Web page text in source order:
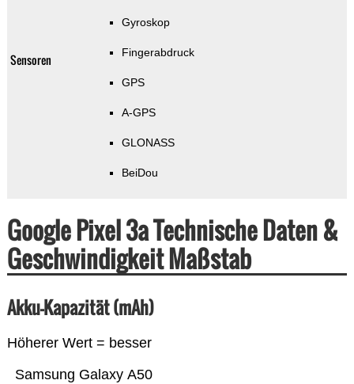
Sensoren
Gyroskop
Fingerabdruck
GPS
A-GPS
GLONASS
BeiDou
Google Pixel 3a Technische Daten &
Geschwindigkeit Maßstab
Akku-Kapazität (mAh)
Höherer Wert = besser
Samsung Galaxy A50